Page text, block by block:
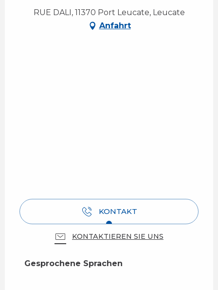
RUE DALI, 11370 Port Leucate, Leucate
Anfahrt
KONTAKT
KONTAKTIEREN SIE UNS
Gesprochene Sprachen
Gesprochene Sprachen